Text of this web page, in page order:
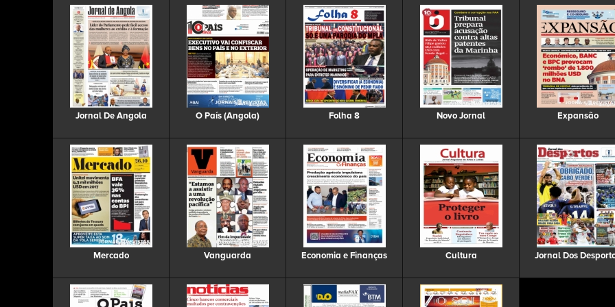
Jornal De Angola O País (Angola) Folha 8 Novo Jornal Expansão
Mercado Vanguarda Economia e Finanças Cultura Jornal Dos